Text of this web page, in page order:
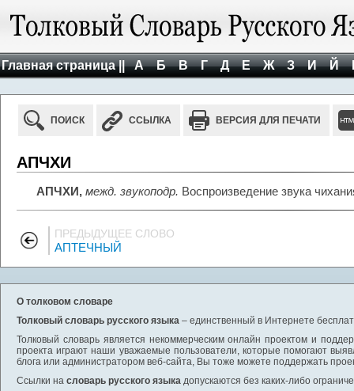
Главная страница || А Б В Г Д Е Ж З И Й
ПОИСК ССЫЛКА ВЕРСИЯ ДЛЯ ПЕЧАТИ
АПЧХИ
АПЧХИ, межд. звукоподр. Воспроизведение звука
ПРЕДЫДУЩЕЕ СЛОВО
АПТЕЧНЫЙ
О толковом словаре
Толковый словарь русского языка – единственный в Интернете
Толковый словарь является некоммерческим онлайн проектом и
проекта играют наши уважаемые пользователи, которые помогают
блога или администратором веб-сайта, Вы тоже можете поддержать
Ссылки на словарь русского языка допускаются без каких-либо